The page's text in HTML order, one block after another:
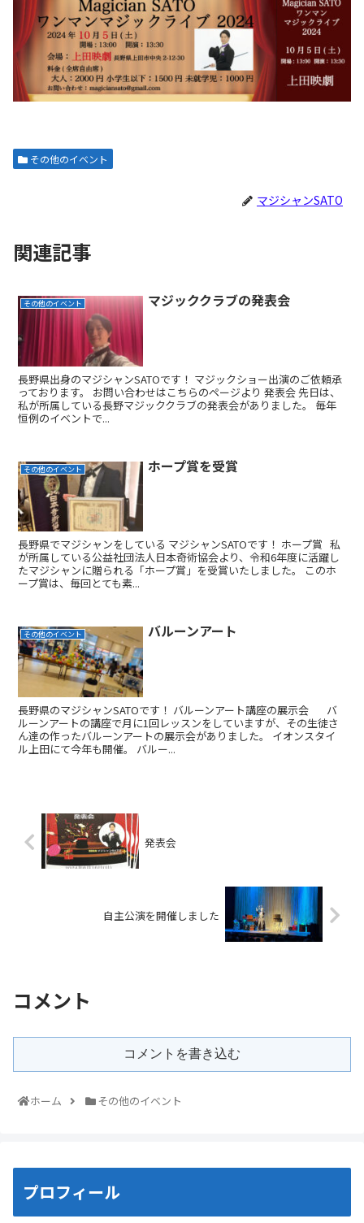
その他のイベント
マジシャンSATO
関連記事
その他のイベント マジッククラブの発表会
長野県出身のマジシャンSATOです！ マジックショー出演のご依頼承
っております。 お問い合わせはこちらのページより 発表会 先日は、
私が所属している長野マジッククラブの発表会がありました。 毎年
恒例のイベントで...
その他のイベント ホープ賞を受賞
長野県でマジシャンをしている マジシャンSATOです！ ホープ賞 私
が所属している公益社団法人日本奇術協会より、令和6年度に活躍し
たマジシャンに贈られる「ホープ賞」を受賞いたしました。 このホ
ープ賞は、毎回とても素...
その他のイベント バルーンアート
長野県のマジシャンSATOです！ バルーンアート講座の展示会 バ
ルーンアートの講座で月に1回レッスンをしていますが、その生徒さ
ん達の作ったバルーンアートの展示会がありました。 イオンスタイ
ル上田にて今年も開催。 バルー...
発表会
自主公演を開催しました
コメント
コメントを書き込む
ホーム その他のイベント
プロフィール